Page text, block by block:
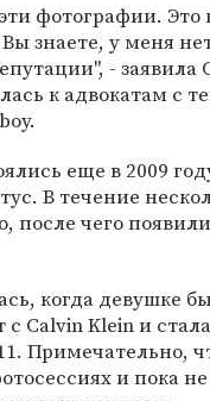
фотографии. Это
знаете, у меня
- заявила
к адвокатам с
еще в 2009
В течение
после чего
когда девушке
Calvin Klein и
Примечательно,
и пока